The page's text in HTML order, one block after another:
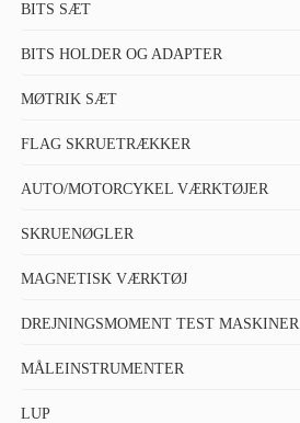
BITS SÆT
BITS HOLDER OG ADAPTER
MØTRIK SÆT
FLAG SKRUETRÆKKER
AUTO/MOTORCYKEL VÆRKTØJER
SKRUENØGLER
MAGNETISK VÆRKTØJ
DREJNINGSMOMENT TEST MASKINER
MÅLEINSTRUMENTER
LUP